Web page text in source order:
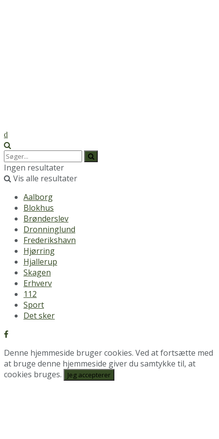
Ingen resultater
Vis alle resultater
Aalborg
Blokhus
Brønderslev
Dronninglund
Frederikshavn
Hjørring
Hjallerup
Skagen
Erhverv
112
Sport
Det sker
Denne hjemmeside bruger cookies. Ved at fortsætte med
at bruge denne hjemmeside giver du samtykke til, at
cookies bruges.
Jeg accepterer